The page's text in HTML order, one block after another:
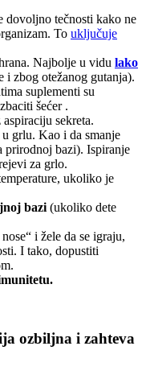
dovoljno tečnosti kako ne
To uključuje
Najbolje u vidu lako
i zbog otežanog gutanja).
suplementi su
šećer .
sekreta.
grlu. Kao i da smanje
prirodnoj bazi). Ispiranje
za grlo.
ukoliko je
bazi (ukoliko dete
i žele da se igraju,
I tako, dopustiti
ozbiljna i zahteva